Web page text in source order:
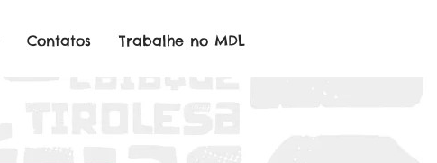
Contatos Trabalhe no MDL